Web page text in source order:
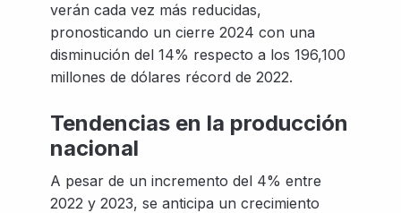
verán cada vez más reducidas,
pronosticando un cierre 2024 con una
disminución del 14% respecto a los 196,100
millones de dólares récord de 2022.
Tendencias en la producción
nacional
A pesar de un incremento del 4% entre
2022 y 2023, se anticipa un crecimiento